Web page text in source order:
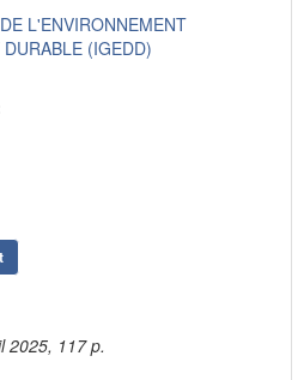
L'ENVIRONNEMENT
(IGEDD)
2025, 117 p.